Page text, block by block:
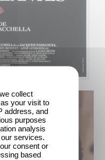
collect
your visit to
address, and
purposes
analysis
services.
consent or
based